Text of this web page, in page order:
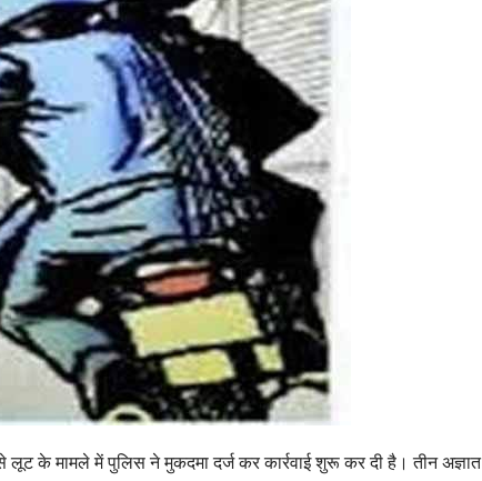
के मामले में पुलिस ने मुकदमा दर्ज कर कार्रवाई शुरू कर दी है। तीन अज्ञात